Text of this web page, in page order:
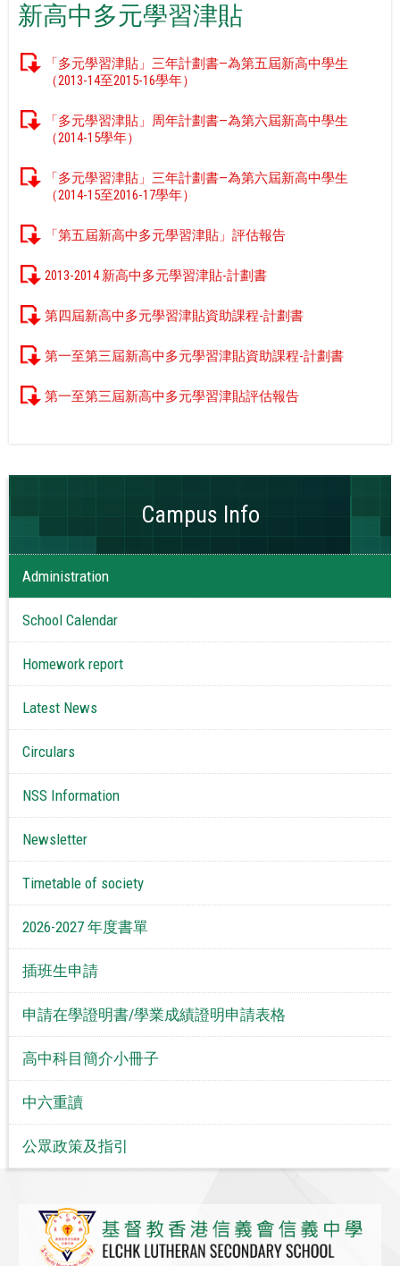
新高中多元學習津貼
「多元學習津貼」三年計劃書—為第五屆新高中學生
（2013-14至2015-16學年）
「多元學習津貼」周年計劃書—為第六屆新高中學生
（2014-15學年）
「多元學習津貼」三年計劃書—為第六屆新高中學生
（2014-15至2016-17學年）
「第五屆新高中多元學習津貼」評估報告
2013-2014 新高中多元學習津貼-計劃書
第四屆新高中多元學習津貼資助課程-計劃書
第一至第三屆新高中多元學習津貼資助課程-計劃書
第一至第三屆新高中多元學習津貼評估報告
Campus Info
Administration
School Calendar
Homework report
Latest News
Circulars
NSS Information
Newsletter
Timetable of society
2026-2027 年度書單
插班生申請
申請在學證明書/學業成績證明申請表格
高中科目簡介小冊子
中六重讀
公眾政策及指引